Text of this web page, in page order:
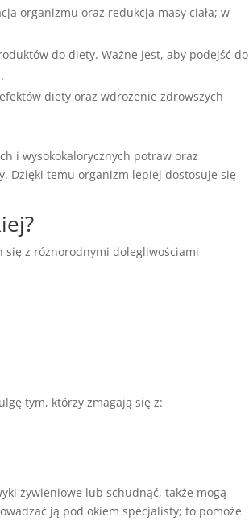
organizmu oraz redukcja masy ciała; w
do diety. Ważne jest, aby podejść do
diety oraz wdrożenie zdrowszych
i wysokokalorycznych potraw oraz
Dzięki temu organizm lepiej dostosuje się
się z różnorodnymi dolegliwościami
tym, którzy zmagają się z:
żywieniowe lub schudnąć, także mogą
ją pod okiem specjalisty; to pomoże